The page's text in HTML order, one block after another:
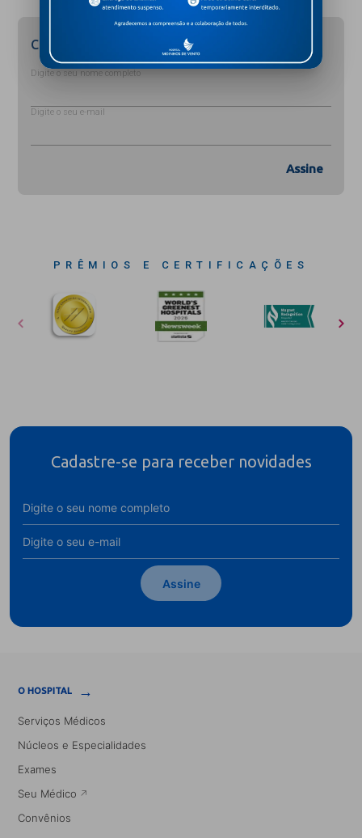
Cadastre-se para receber novidades
Digite o seu nome completo
Digite o seu e-mail
Assine
PRÊMIOS E CERTIFICAÇÕES
Cadastre-se para receber novidades
Assine
O HOSPITAL →
Serviços Médicos
Núcleos e Especialidades
Exames
Seu Médico
Convênios